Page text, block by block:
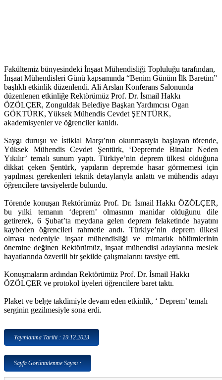
Fakültemiz bünyesindeki İnşaat Mühendisliği Topluluğu tarafından,
İnşaat Mühendisleri Günü kapsamında “Benim Günüm İlk Baretim”
başlıklı etkinlik düzenlendi. Ali Arslan Konferans Salonunda
düzenlenen etkinliğe Rektörümüz Prof. Dr. İsmail Hakkı
ÖZÖLÇER, Zonguldak Belediye Başkan Yardımcısı Ogan
GÖKTÜRK, Yüksek Mühendis Cevdet ŞENTÜRK,
akademisyenler ve öğrenciler katıldı.
Saygı duruşu ve İstiklal Marşı’nın okunmasıyla başlayan törende,
Yüksek Mühendis Cevdet Şentürk, ‘Depremde Binalar Neden
Yıkılır’ temalı sunum yaptı. Türkiye’nin deprem ülkesi olduğuna
dikkat çeken Şentürk, yapıların depremde hasar görmemesi için
yapılması gerekenleri teknik detaylarıyla anlattı ve mühendis adayı
öğrencilere tavsiyelerde bulundu.
Törende konuşan Rektörümüz Prof. Dr. İsmail Hakkı ÖZÖLÇER,
bu yılki temanın ‘deprem’ olmasının manidar olduğunu dile
getirerek, 6 Şubat’ta meydana gelen deprem felaketinde hayatını
kaybeden öğrencileri rahmetle andı. Türkiye’nin deprem ülkesi
olması nedeniyle inşaat mühendisliği ve mimarlık bölümlerinin
önemine değinen Rektörümüz, inşaat mühendisi adaylarına meslek
hayatlarında özverili bir şekilde çalışmalarını tavsiye etti.
Konuşmaların ardından Rektörümüz Prof. Dr. İsmail Hakkı
ÖZÖLÇER ve protokol üyeleri öğrencilere baret taktı.
Plaket ve belge takdimiyle devam eden etkinlik, ‘ Deprem’ temalı
serginin gezilmesiyle sona erdi.
Yayınlanma Tarihi : 19.12.2023
Sayfa Görüntülenme Sayısı :